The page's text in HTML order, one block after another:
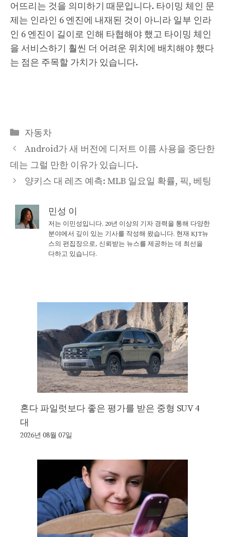
어뜨리는 것을 의미하기 때문입니다. 타이밍 체인 문
제는 인라인 6 엔진에 내재된 것이 아니라 일부 인라
인 6 엔진이 길이로 인해 타협해야 했고 타이밍 체인
을 서비스하기 훨씬 더 어려운 위치에 배치해야 했다
는 점은 주목할 가치가 있습니다.
Categories
자동차
Android가 새 버전에 디저트 이름 사용을 중단한
데는 그럴 만한 이유가 있습니다.
양키스 대 레즈 예측: MLB 일요일 확률, 픽, 베팅
민성 이
저는 이민성입니다. 20년 이상의 기자 경력을 통해 다양한
분야에서 깊이 있는 기사를 작성해 왔습니다. 현재 KJT뉴
스의 편집장으로, 신뢰받는 뉴스를 제공하는 데 최선을
다하고 있습니다.
혼다 파일럿보다 좋은 평가를 받은 중형 SUV 4
대
2026년 08월 07일